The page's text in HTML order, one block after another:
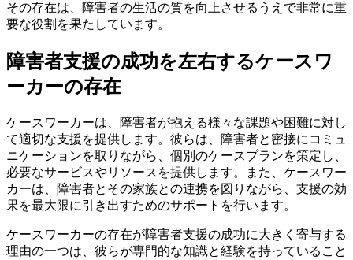
その存在は、障害者の生活の質を向上させるうえで非常に重
要な役割を果たしています。
障害者支援の成功を左右するケースワ
ーカーの存在
ケースワーカーは、障害者が抱える様々な課題や困難に対し
て適切な支援を提供します。彼らは、障害者と密接にコミュ
ニケーションを取りながら、個別のケースプランを策定し、
必要なサービスやリソースを提供します。また、ケースワー
カーは、障害者とその家族との連携を図りながら、支援の効
果を最大限に引き出すためのサポートを行います。
ケースワーカーの存在が障害者支援の成功に大きく寄与する
理由の一つは、彼らが専門的な知識と経験を持っていること